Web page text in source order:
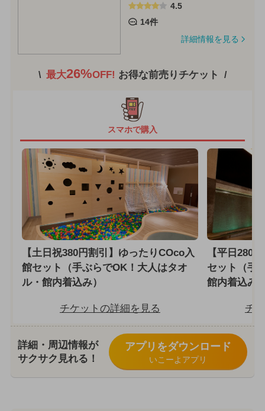
4.5
14件
詳細情報を見る
最大26%OFF! お得な前売りチケット
スマホで購入
【土日祝380円割引】ゆったりCOco入
館セット（手ぶらでOK！大人はタオ
ル・館内着込み）
チケットの詳細を見る
【平日280
セット（手
館内着込み
チ
詳細・周辺情報が
サクサク見れる！
アプリをダウンロード
いこーよアプリ